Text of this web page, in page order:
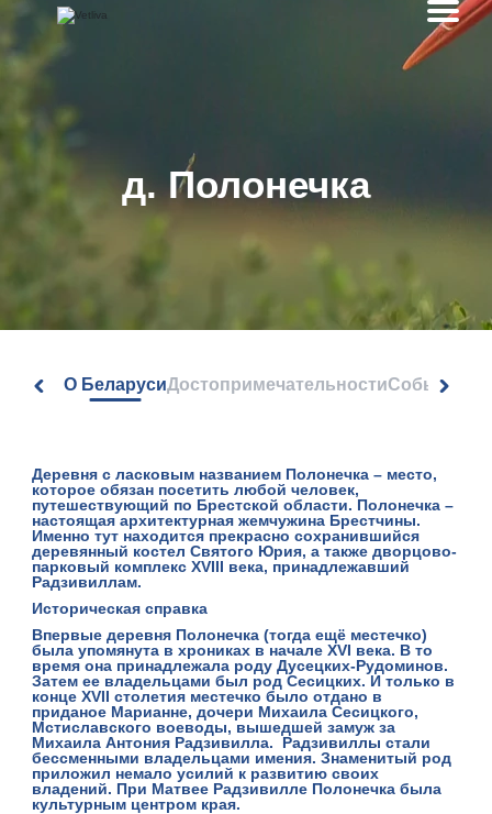
д. Полонечка
О БеларусиДостопримечательностиСобытия
Деревня с ласковым названием Полонечка – место,
которое обязан посетить любой человек,
путешествующий по Брестской области. Полонечка –
настоящая архитектурная жемчужина Брестчины.
Именно тут находится прекрасно сохранившийся
деревянный костел Святого Юрия, а также дворцово-
парковый комплекс XVIII века, принадлежавший
Радзивиллам.
Историческая справка
Впервые деревня Полонечка (тогда ещё местечко)
была упомянута в хрониках в начале XVI века. В то
время она принадлежала роду Дусецких-Рудоминов.
Затем ее владельцами был родСесицких. И только в
конце XVII столетия местечко было отдано в
приданое Марианне, дочери Михаила Сесицкого,
Мстиславского воеводы, вышедшей замуж за
Михаила Антония Радзивилла. Радзивиллы стали
бессменными владельцами имения. Знаменитый род
приложил немало усилий к развитию своих
владений. При Матвее Радзивилле Полонечка была
культурным центром края.